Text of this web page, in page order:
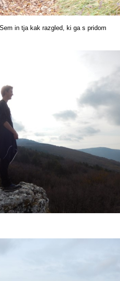
in tja kak razgled, ki ga s pridom